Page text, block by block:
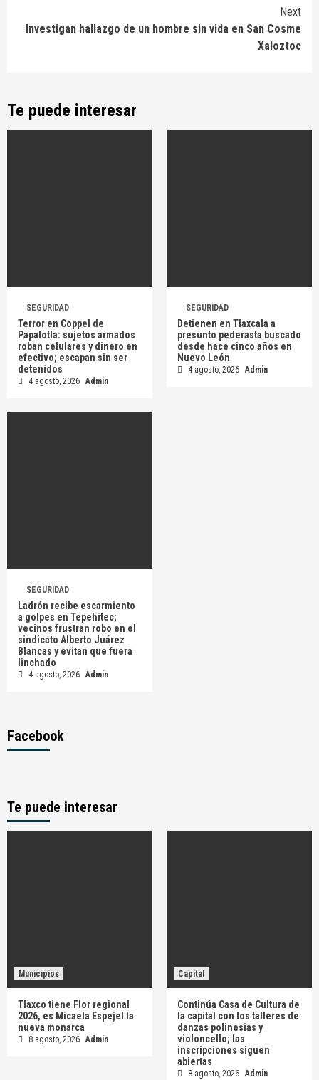
Next
Investigan hallazgo de un hombre sin vida en San Cosme
Xaloztoc
Te puede interesar
SEGURIDAD
Terror en Coppel de
Papalotla: sujetos armados
roban celulares y dinero en
efectivo; escapan sin ser
detenidos
4 agosto, 2026 Admin
SEGURIDAD
Detienen en Tlaxcala a
presunto pederasta buscado
desde hace cinco años en
Nuevo León
4 agosto, 2026 Admin
SEGURIDAD
Ladrón recibe escarmiento
a golpes en Tepehitec;
vecinos frustran robo en el
sindicato Alberto Juárez
Blancas y evitan que fuera
linchado
4 agosto, 2026 Admin
Facebook
Te puede interesar
Municipios
Tlaxco tiene Flor regional
2026, es Micaela Espejel la
nueva monarca
8 agosto, 2026 Admin
Capital
Continúa Casa de Cultura de
la capital con los talleres de
danzas polinesias y
violoncello; las
inscripciones siguen
abiertas
8 agosto, 2026 Admin